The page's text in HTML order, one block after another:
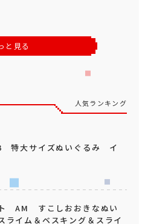
と見る
人気ランキング
特大サイズぬいぐるみ イ
AM すこしおおきなぬい
イム＆ベスキング＆スライ